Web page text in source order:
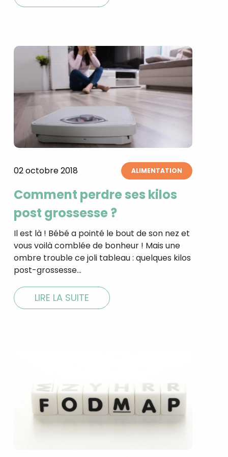
02 octobre 2018 ALIMENTATION
Comment perdre ses kilos
post grossesse ?
Il est là ! Bébé a pointé le bout de son nez et
vous voilà comblée de bonheur ! Mais une
ombre trouble ce joli tableau : quelques kilos
post-grossesse…
LIRE LA SUITE
×
180
de
les
pour vous
le lien de
plus et